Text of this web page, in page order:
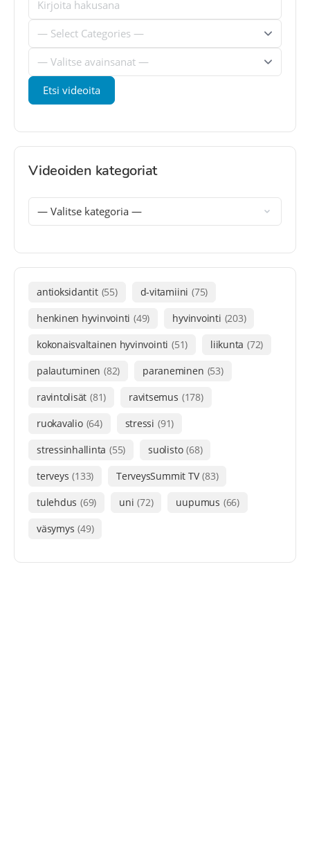
Videoiden kategoriat
antioksidantit (55) d-vitamiini (75)
henkinen hyvinvointi (49) hyvinvointi (203)
kokonaisvaltainen hyvinvointi (51) liikunta (72)
palautuminen (82) paraneminen (53)
ravintolisät (81) ravitsemus (178)
ruokavalio (64) stressi (91)
stressinhallinta (55) suolisto (68)
terveys (133) TerveysSummit TV (83)
tulehdus (69) uni (72) uupumus (66)
väsymys (49)